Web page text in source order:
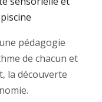
pédagogie
de chacun et
la découverte